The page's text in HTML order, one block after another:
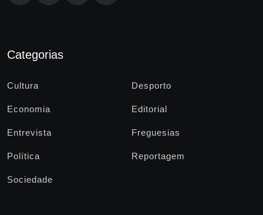
Categorias
Cultura Desporto
Economia Editorial
Entrevista Freguesias
Política Reportagem
Sociedade